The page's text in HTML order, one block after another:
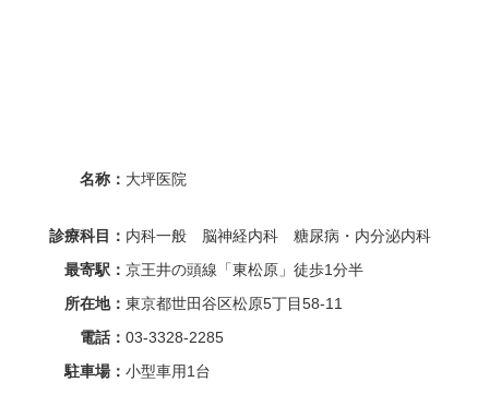
名称： 大坪医院
診療科目： 内科一般 脳神経内科 糖尿病・内分泌内科
最寄駅： 京王井の頭線「東松原」徒歩1分半
所在地： 東京都世田谷区松原5丁目58-11
電話： 03-3328-2285
駐車場： 小型車用1台